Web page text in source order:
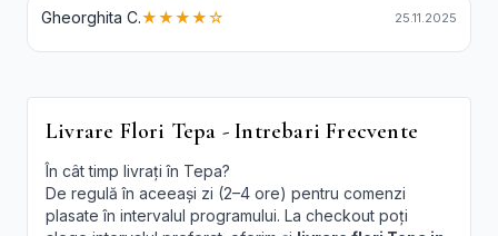
Gheorghita C.★★★★☆ 25.11.2025
Livrare Flori Tepa - Intrebari Frecvente
În cât timp livrați în Tepa?
De regulă în aceeași zi (2–4 ore) pentru comenzi
plasate în intervalul programului. La checkout poți